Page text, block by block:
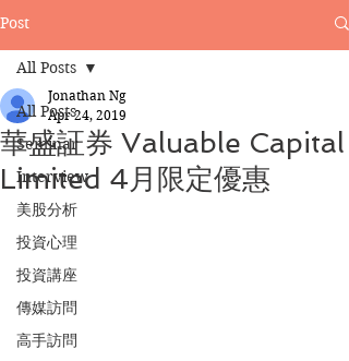
Post
All Posts
Seminar
Interview
美股分析
投資心理
投資講座
傳媒訪問
高手訪問
All Posts
華盛証券 Valuable Capital
Limited 4月限定優惠
Jonathan Ng
Apr 24, 2019